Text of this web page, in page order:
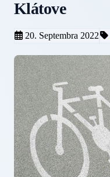
Klátove
20. Septembra 2022